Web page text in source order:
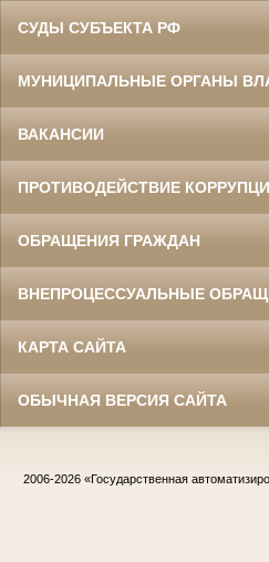
СУДЫ СУБЪЕКТА РФ
МУНИЦИПАЛЬНЫЕ ОРГАНЫ
ВАКАНСИИ
ПРОТИВОДЕЙСТВИЕ
ОБРАЩЕНИЯ ГРАЖДАН
ВНЕПРОЦЕССУАЛЬНЫЕ
КАРТА САЙТА
ОБЫЧНАЯ ВЕРСИЯ САЙТА
2006-2026 «Государственная